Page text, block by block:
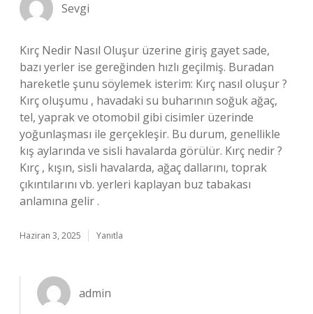
Sevgi
Kırç Nedir Nasıl Oluşur üzerine giriş gayet sade,
bazı yerler ise gereğinden hızlı geçilmiş. Buradan
hareketle şunu söylemek isterim: Kırç nasıl oluşur ?
Kırç oluşumu , havadaki su buharının soğuk ağaç,
tel, yaprak ve otomobil gibi cisimler üzerinde
yoğunlaşması ile gerçekleşir. Bu durum, genellikle
kış aylarında ve sisli havalarda görülür. Kırç nedir ?
Kırç , kışın, sisli havalarda, ağaç dallarını, toprak
çıkıntılarını vb. yerleri kaplayan buz tabakası
anlamına gelir .
Haziran 3, 2025 Yanıtla
admin